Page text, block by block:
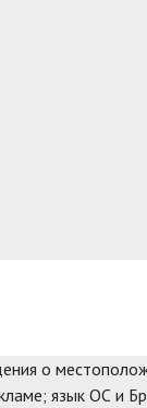
о
язык ОС и